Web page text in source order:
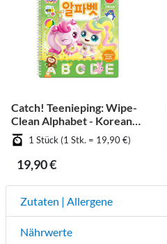
Catch! Teenieping: Wipe-
Clean Alphabet - Korean
Edition1 Stück (1 Stk. = 19,90 €)
19,90 €
Zutaten | Allergene
Nährwerte